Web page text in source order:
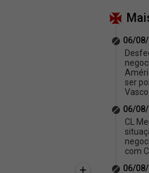
06/08/
ser
Vasco
06/08/
CL
com
06/08/